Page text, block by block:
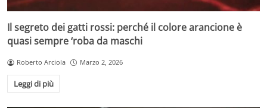
Il segreto dei gatti rossi: perché il colore arancione è
quasi sempre ‘roba da maschi
Roberto Arciola Marzo 2, 2026
Leggi di più